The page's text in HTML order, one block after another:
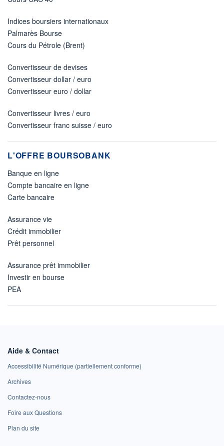
Indices boursiers internationaux
Palmarès Bourse
Cours du Pétrole (Brent)
Convertisseur de devises
Convertisseur dollar / euro
Convertisseur euro / dollar
Convertisseur livres / euro
Convertisseur franc suisse / euro
L'OFFRE BOURSOBANK
Banque en ligne
Compte bancaire en ligne
Carte bancaire
Assurance vie
Crédit immobilier
Prêt personnel
Assurance prêt immobilier
Investir en bourse
PEA
Aide & Contact
Accessibilité Numérique (partiellement conforme)
Archives
Contactez-nous
Foire aux Questions
Plan du site